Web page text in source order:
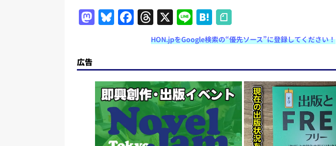
M
a
o
d
o
n
Bl
u
s
k
y
F
a
e
b
o
o
k
T
h
re
a
d
s
X Li
n
e
H
at
e
n
a
HON.jpをGoogle検索の“優先ソース”に登録してください！
広告